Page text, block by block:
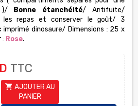
)/ Bonne étanchéité/ Antifuite/
les repas et conserver le goût/ 3
dinosaure/ Dimensions : 25 x
: Rose.
TTC
shopping_cart AJOUTER AU
PANIER